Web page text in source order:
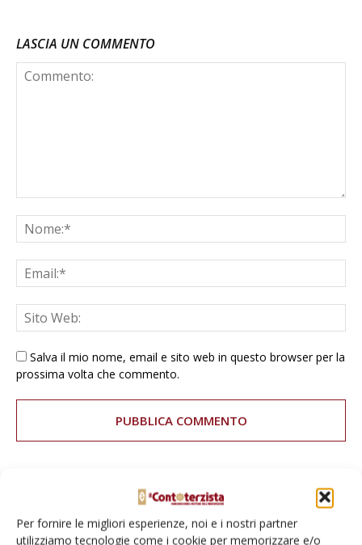
Per fornire le migliori esperienze, noi e i nostri partner
utilizziamo tecnologie come i cookie per memorizzare e/o
LASCIA UN COMMENTO
Salva il mio nome, email e sito web in questo browser per la
prossima volta che commento.
Tecniche, prodotti e servizi dalle aziende